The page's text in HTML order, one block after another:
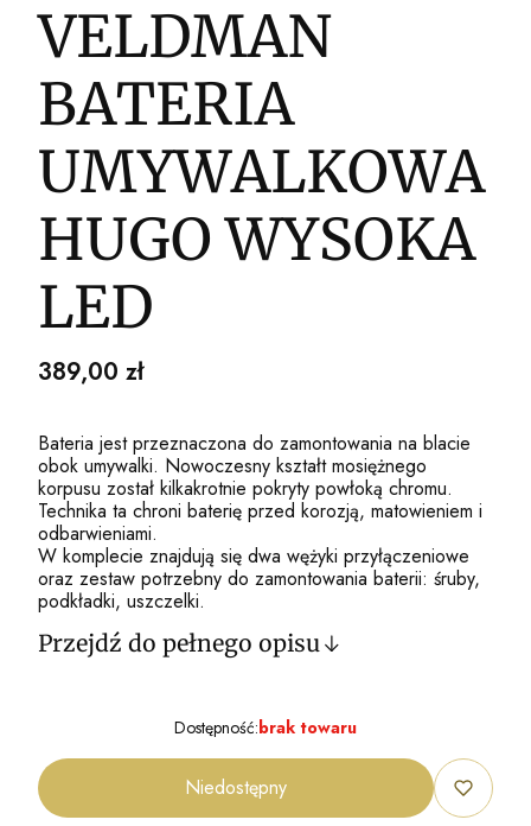
VELDMAN
BATERIA
UMYWALKOWA
HUGO WYSOKA
LED
Cena
389,00 zł
Bateria jest przeznaczona do zamontowania na blacie
obok umywalki. Nowoczesny kształt mosiężnego
korpusu został kilkakrotnie pokryty powłoką chromu.
Technika ta chroni baterię przed korozją, matowieniem i
odbarwieniami.
W komplecie znajdują się dwa wężyki przyłączeniowe
oraz zestaw potrzebny do zamontowania baterii: śruby,
podkładki, uszczelki.
Przejdź do pełnego opisu
Dostępność:brak towaru
Niedostępny